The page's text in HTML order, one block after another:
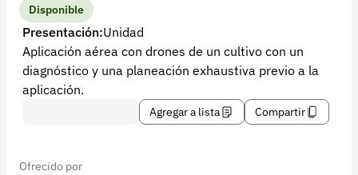
Disponible
Presentación:Unidad
Aplicación aérea con drones de un cultivo con un
diagnóstico y una planeación exhaustiva previo a la
aplicación.
Agregar a lista Compartir
Ofrecido por
Contacto
Soporte
+57 323 2931928
Versión 5.45.0